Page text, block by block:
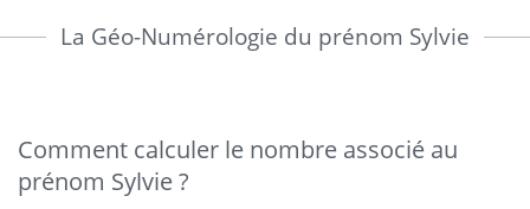
La Géo-Numérologie du prénom Sylvie
Comment calculer le nombre associé au
prénom Sylvie ?